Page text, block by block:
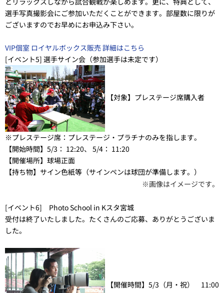
選手写真撮影会にご参加いただくことができます。部屋数に限りが
ございますのでお早めにお申込み下さい。
VIP個室 ロイヤルボックス販売 詳細はこちら
[イベント5] 選手サイン会（参加選手は未定です）
【対象】 プレステージ席購入者
※プレステージ席：プレステージ・プラチナのみを指します。
【開始時間】 5/3： 12:20、 5/4： 11:20
【開催場所】 球場正面
【持ち物】 サイン色紙等（サインペンは球団が準備します。）
※画像はイメージです。
[イベント6] Photo School in Kスタ宮城
受付は終了いたしました。たくさんのご応募、ありがとうございま
した。
【開催時間】 5/3（月・祝） 11:00